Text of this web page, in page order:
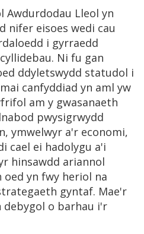
Awdurdodau Lleol yn
nifer eisoes wedi cau
i gyrraedd
Ni fu gan
ddyletswydd statudol i
canfyddiad yn aml yw
am y gwasanaeth
pwysigrwydd
ymwelwyr a'r economi,
cael ei hadolygu a'i
hinsawdd ariannol
oed yn fwy heriol na
gyntaf. Mae'r
debygol o barhau i'r